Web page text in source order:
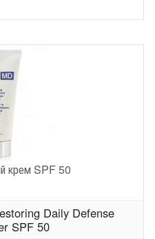
крем SPF 50
Daily Defense
SPF 50